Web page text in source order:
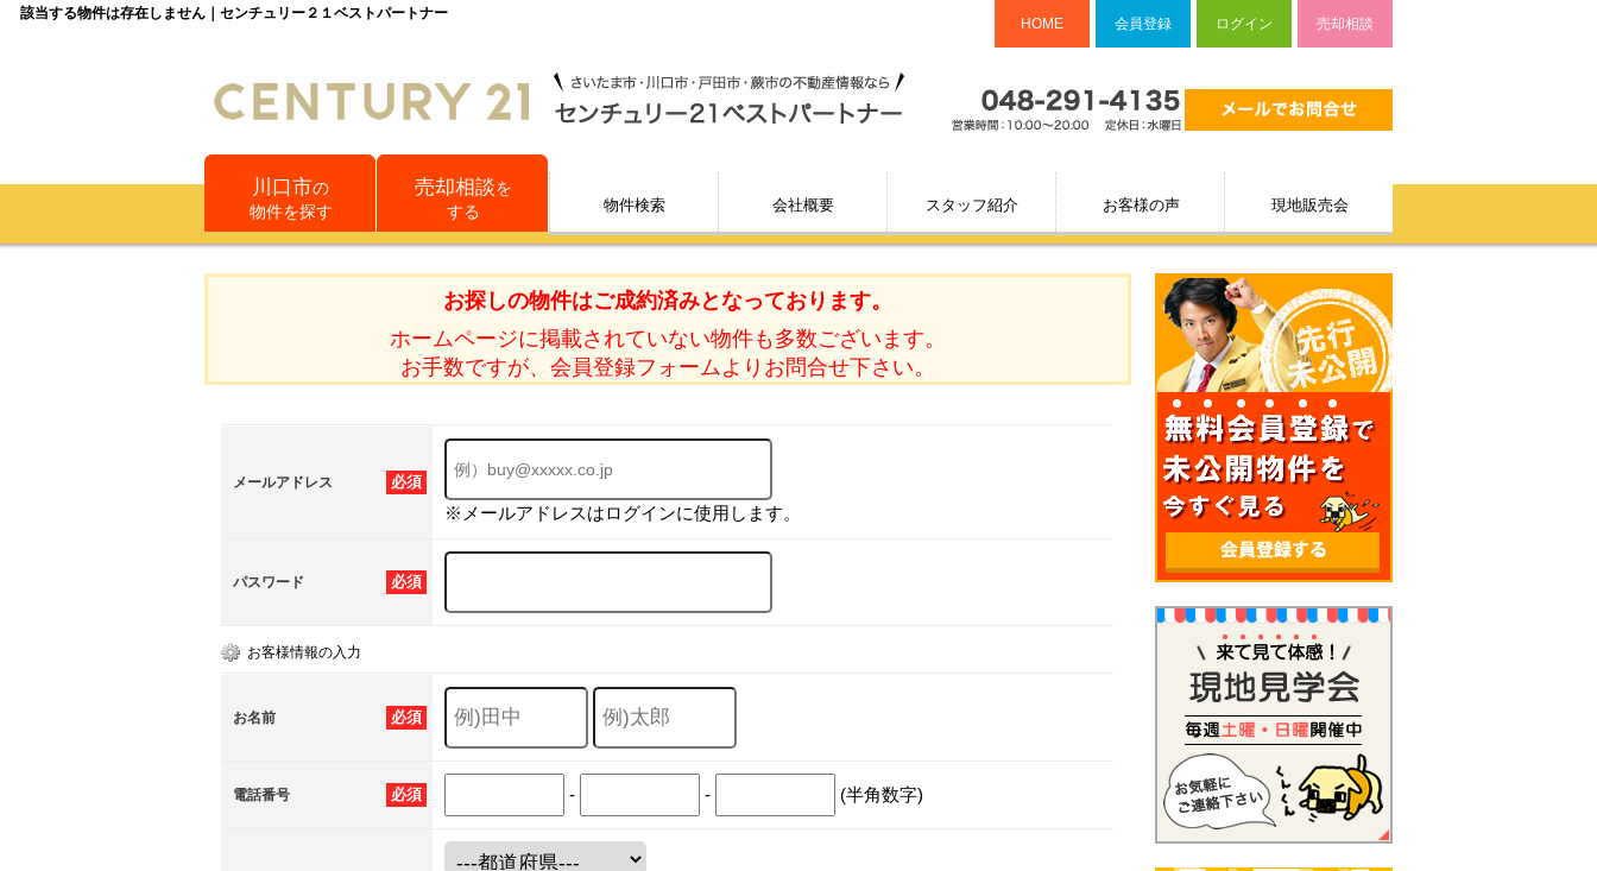
該当する物件は存在しません｜センチュリー２１ベストパートナー
HOME 会員登録 ログイン 売却相談
川口市の
物件を探す
売却相談を
する
物件検索 会社概要 スタッフ紹介 お客様の声 現地販売会
お探しの物件はご成約済みとなっております。
ホームページに掲載されていない物件も多数ございます。
お手数ですが、会員登録フォームよりお問合せ下さい。
必須
メールアドレス
※メールアドレスはログインに使用します。
必須
パスワード
お客様情報の入力
必須
お名前
必須
電話番号 - - (半角数字)